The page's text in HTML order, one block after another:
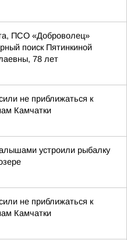
ПСО «Доброволец»
поиск Пятинкиной
78 лет
не приближаться к
Камчатки
устроили рыбалку
не приближаться к
Камчатки